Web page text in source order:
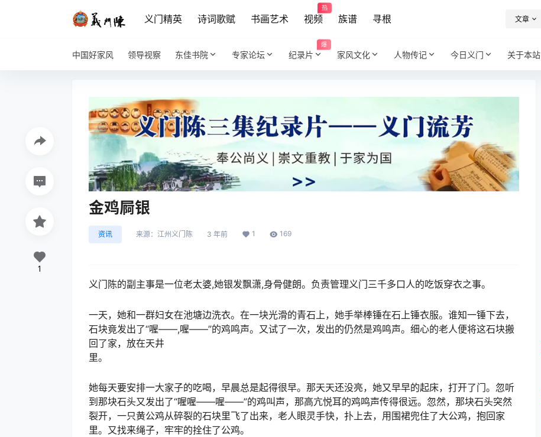
义门精英 诗词歌赋 书画艺术 视频
热
族谱 寻根 文章
中国好家风 领导视察 东佳书院 专家论坛 纪录片
爆
家风文化 人物传记 今日义门 关于本站
金鸡屙银
资讯 来源： 江州义门陈 3 年前 1 169
义门陈的副主事是一位老太婆,她银发飘潇,身骨健朗。负责管理义门三千多口人的吃饭穿衣之事。
一天，她和一群妇女在池塘边洗衣。在一块光滑的青石上，她手举棒锤在石上锤衣服。谁知一锤下去，
石块竟发出了“喔——,喔——”的鸡鸣声。又试了一次，发出的仍然是鸡鸣声。细心的老人便将这石块搬
回了家，放在天井
里。
她每天要安排一大家子的吃喝，早晨总是起得很早。那天天还没亮，她又早早的起床，打开了门。忽听
到那块石头又发出了“喔喔——喔——”的鸡叫声，那高亢悦耳的鸡鸣声传得很远。忽然，那块石头突然
裂开，一只黄公鸡从碎裂的石块里飞了出来，老人眼灵手快，扑上去，用围裙兜住了大公鸡，抱回家
里。又找来绳子，牢牢的拴住了公鸡。
1